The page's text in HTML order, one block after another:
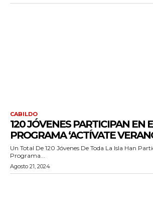
CABILDO
120 JÓVENES PARTICIPAN EN
PROGRAMA ‘ACTÍVATE
Un Total De 120 Jóvenes De Toda La Isla Han
Programa...
Agosto 21, 2024